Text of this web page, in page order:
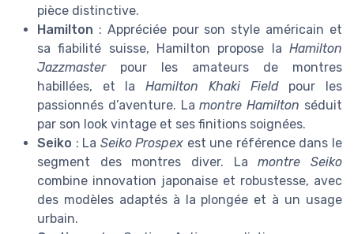
pièce distinctive.
Hamilton : Appréciée pour son style américain et
sa fiabilité suisse, Hamilton propose la Hamilton
Jazzmasterpour les amateurs de montres
habillées, et laHamilton Khaki Fieldpour les
passionnés d’aventure. Lamontre Hamilton séduit
par son look vintage et ses finitions soignées.
Seiko : La Seiko Prospex est une référence dans le
segment des montres diver. Lamontre Seiko
combine innovation japonaise et robustesse, avec
des modèles adaptés à la plongée et à un usage
urbain.